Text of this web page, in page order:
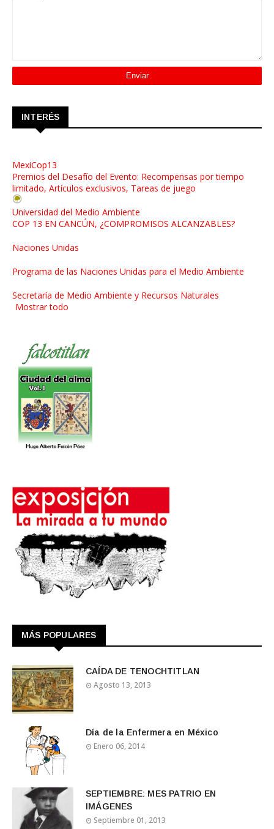
INTERÉS
MexiCop13
Premios del Desafío del Evento: Recompensas por tiempo
limitado, Artículos exclusivos, Tareas de juego
Universidad del Medio Ambiente
COP 13 EN CANCÚN, ¿COMPROMISOS ALCANZABLES?
Naciones Unidas
Programa de las Naciones Unidas para el Medio Ambiente
Secretaría de Medio Ambiente y Recursos Naturales
Mostrar todo
MÁS POPULARES
CAÍDA DE TENOCHTITLAN
Agosto 13, 2013
Día de la Enfermera en México
Enero 06, 2014
SEPTIEMBRE: MES PATRIO EN
IMÁGENES
Septiembre 01, 2013